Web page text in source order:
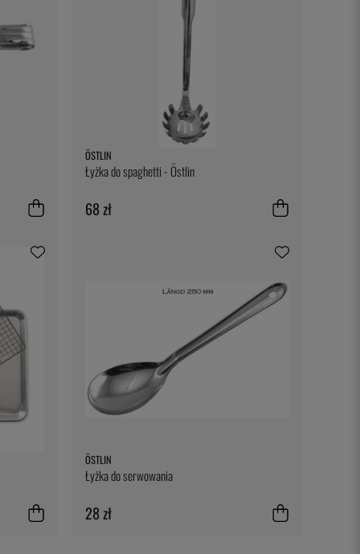
ÖSTLIN
Łyżka do spaghetti - Östlin
68 zł
ÖSTLIN
Łyżka do serwowania
28 zł